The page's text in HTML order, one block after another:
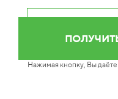
Нажимая кнопку, Вы